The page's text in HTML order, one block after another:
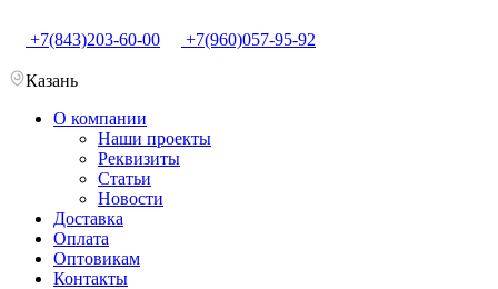
+7(843)203-60-00 +7(960)057-95-92
Казань
О компании
Наши проекты
Реквизиты
Статьи
Новости
Доставка
Оплата
Оптовикам
Контакты